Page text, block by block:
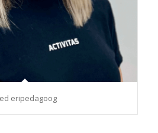
eripedagoog